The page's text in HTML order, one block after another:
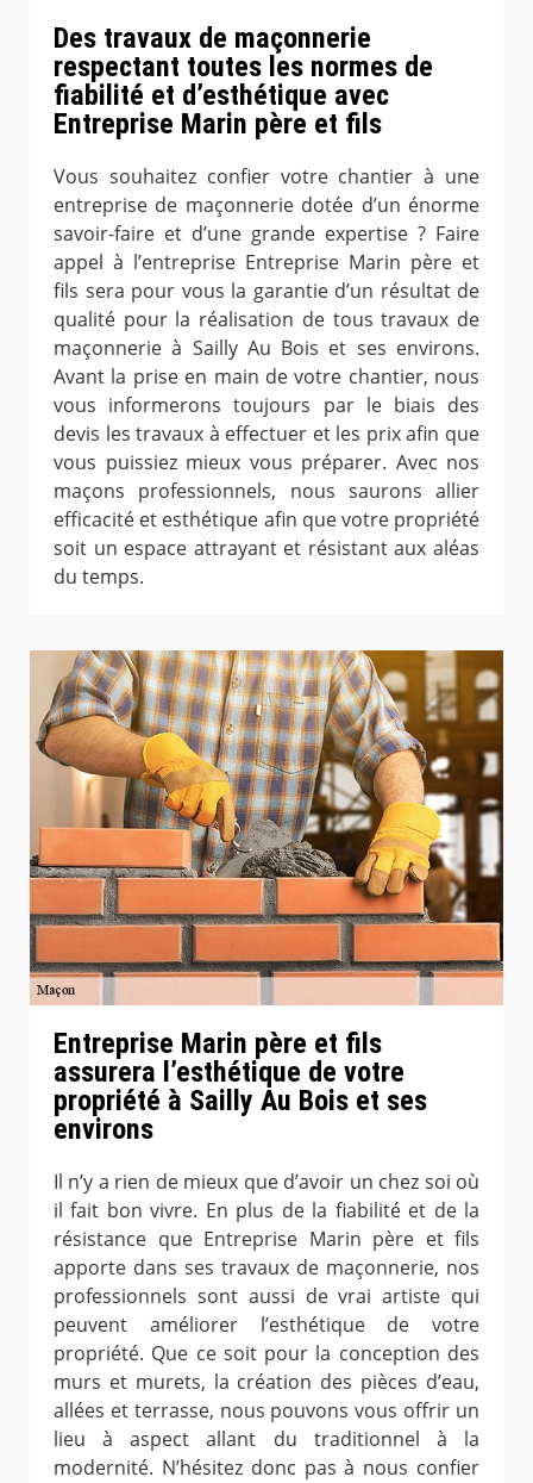
Des travaux de maçonnerie
respectant toutes les normes de
fiabilité et d’esthétique avec
Entreprise Marin père et fils
Vous souhaitez confier votre chantier à une
entreprise de maçonnerie dotée d’un énorme
savoir-faire et d’une grande expertise ? Faire
appel à l’entreprise Entreprise Marin père et
fils sera pour vous la garantie d’un résultat de
qualité pour la réalisation de tous travaux de
maçonnerie à Sailly Au Bois et ses environs.
Avant la prise en main de votre chantier, nous
vous informerons toujours par le biais des
devis les travaux à effectuer et les prix afin que
vous puissiez mieux vous préparer. Avec nos
maçons professionnels, nous saurons allier
efficacité et esthétique afin que votre propriété
soit un espace attrayant et résistant aux aléas
du temps.
Entreprise Marin père et fils
assurera l’esthétique de votre
propriété à Sailly Au Bois et ses
environs
Il n’y a rien de mieux que d’avoir un chez soi où
il fait bon vivre. En plus de la fiabilité et de la
résistance que Entreprise Marin père et fils
apporte dans ses travaux de maçonnerie, nos
professionnels sont aussi de vrai artiste qui
peuvent améliorer l’esthétique de votre
propriété. Que ce soit pour la conception des
murs et murets, la création des pièces d’eau,
allées et terrasse, nous pouvons vous offrir un
lieu à aspect allant du traditionnel à la
modernité. N’hésitez donc pas à nous confier